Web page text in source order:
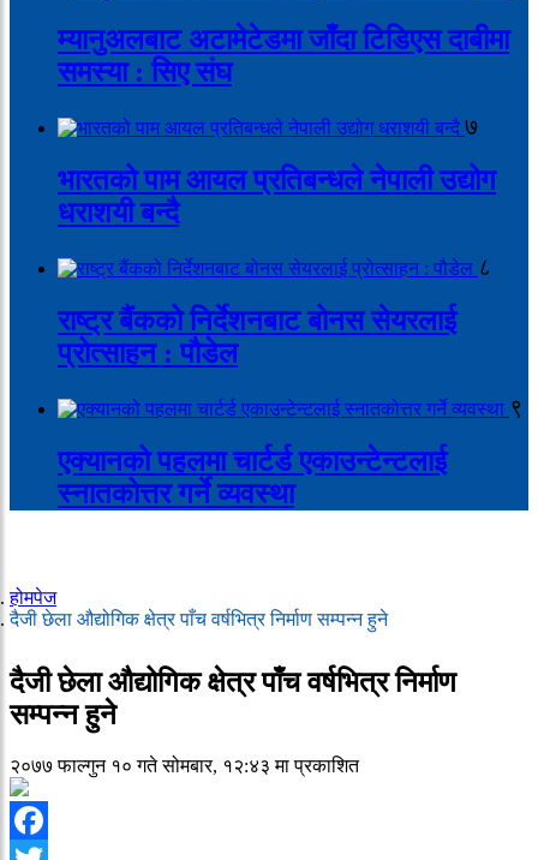
म्यानुअलबाट अटामेटेडमा जाँदा टिडिएस दाबीमा
समस्या : सिए संघ
७
भारतको पाम आयल प्रतिबन्धले नेपाली उद्योग
धराशयी बन्दै
८
राष्ट्र बैंकको निर्देशनबाट बोनस सेयरलाई
प्रोत्साहन : पौडेल
९
एक्यानको पहलमा चार्टर्ड एकाउन्टेन्टलाई
स्नातकोत्तर गर्ने व्यवस्था
होमपेज
दैजी छेला औद्योगिक क्षेत्र पाँच वर्षभित्र निर्माण सम्पन्न हुने
दैजी छेला औद्योगिक क्षेत्र पाँच वर्षभित्र निर्माण
सम्पन्न हुने
२०७७ फाल्गुन १० गते सोमबार, १२:४३ मा प्रकाशित